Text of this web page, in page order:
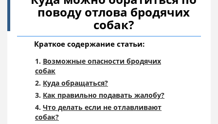
поводу отлова бродячих
собак?
Краткое содержание статьи:
Возможные опасности бродячих
собак
Куда обращаться?
Как правильно подавать жалобу?
Что делать если не отлавливают
собак?